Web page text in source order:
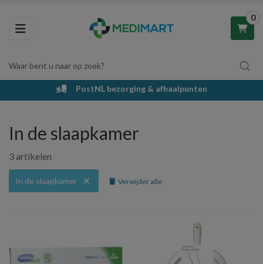
Toggle navigation
Waar bent u naar op zoek?
0
Winkelwagen
Uw winkelwagen is leeg.
PostNL bezorging & afhaalpunten
In de slaapkamer
3 artikelen
In de slaapkamer Verwijder alle